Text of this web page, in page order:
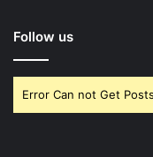
Follow us
Error Can not Get